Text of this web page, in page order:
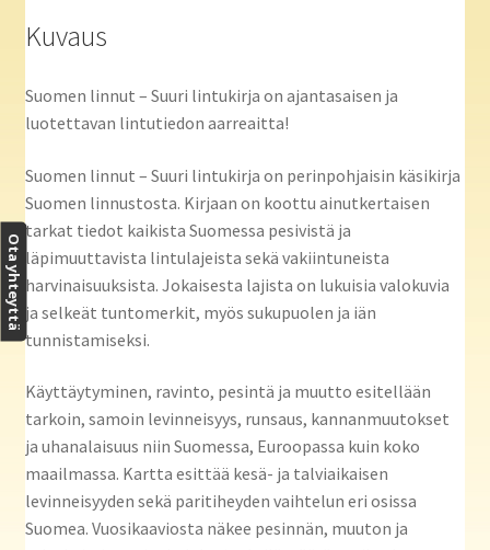
Kuvaus
Suomen linnut – Suuri lintukirja on ajantasaisen ja
luotettavan lintutiedon aarreaitta!
Suomen linnut – Suuri lintukirja on perinpohjaisin käsikirja
Suomen linnustosta. Kirjaan on koottu ainutkertaisen
tarkat tiedot kaikista Suomessa pesivistä ja
läpimuuttavista lintulajeista sekä vakiintuneista
harvinaisuuksista. Jokaisesta lajista on lukuisia valokuvia
ja selkeät tuntomerkit, myös sukupuolen ja iän
tunnistamiseksi.
Käyttäytyminen, ravinto, pesintä ja muutto esitellään
tarkoin, samoin levinneisyys, runsaus, kannanmuutokset
ja uhanalaisuus niin Suomessa, Euroopassa kuin koko
maailmassa. Kartta esittää kesä- ja talviaikaisen
levinneisyyden sekä paritiheyden vaihtelun eri osissa
Suomea. Vuosikaaviosta näkee pesinnän, muuton ja
Ota yhteyttä